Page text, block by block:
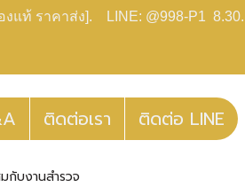
แท้ ราคาส่ง]. LINE: @998-P1
ติดต่อเรา ติดต่อ LINE
กับงานสำรวจ